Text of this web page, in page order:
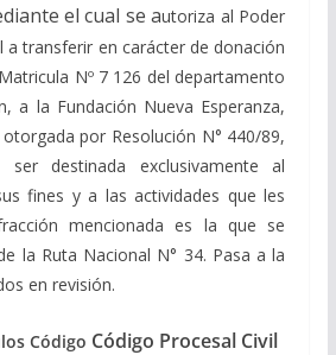
el cual se autoriza al Poder
a transferir en carácter de donación
Nº 7 126 del departamento
a la Fundación Nueva Esperanza,
otorgada por Resolución N° 440/89,
destinada exclusivamente al
fines y a las actividades que les
mencionada es la que se
la Ruta Nacional N° 34. Pasa a la
en revisión.
Código Código Procesal Civil